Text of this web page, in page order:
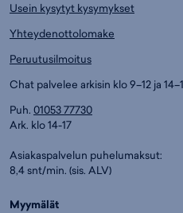
Usein kysytyt kysymykset
Yhteydenottolomake
Peruutusilmoitus
Chat palvelee arkisin klo 9–12 ja
Puh. 01053 77730
Ark. klo 14-17
Asiakaspalvelun puhelumaksut:
8,4 snt/min. (sis. ALV)
Myymälät